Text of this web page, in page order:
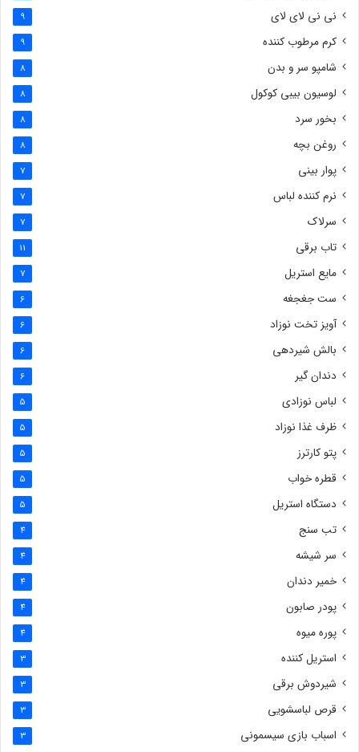
نی نی لای لای 9
کرم مرطوب کننده 9
شامپو سر و بدن 8
لوسیون بیبی کوکول 8
بخور سرد 8
روغن بچه 8
پوار بینی 7
نرم کننده لباس 7
سرلاک 7
تاب برقی 11
مایع استریل 7
ست جغجغه 6
آویز تخت نوزاد 6
بالش شیردهی 6
دندان گیر 6
لباس نوزادی 5
ظرف غذا نوزاد 5
پتو کارترز 5
قطره خواب 5
دستگاه استریل 5
تب سنج 4
سر شیشه 4
خمیر دندان 4
پودر صابون 4
پوره میوه 4
استریل کننده 3
شیردوش برقی 3
قرص لباسشویی 3
اسباب بازی سیسمونی 3